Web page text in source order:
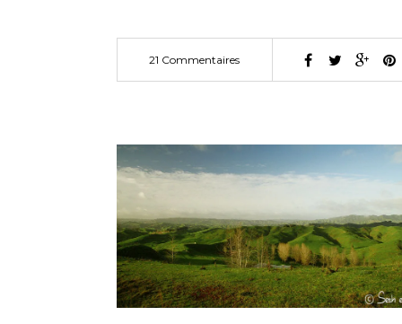
21 Commentaires